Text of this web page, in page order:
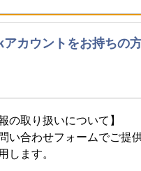
カウントをお持ちの
の取り扱いについて】
い合わせフォームでご
します。